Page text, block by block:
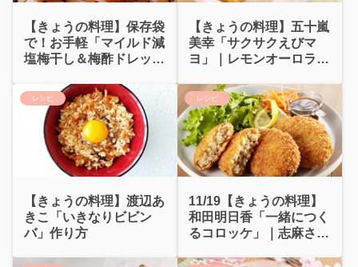
【きょうの料理】保存袋
で！お手軽「マイルド減
塩梅干し＆梅酢ドレッシ
【きょうの料理】五十嵐
美幸「サクサクえびマ
ヨ」｜レモンオーロラソ
レシピ
【きょうの料理】渡辺あ
きこ「いきなりビビン
バ」作り方
レシピ
11/19【きょうの料理】
和田明日香「一緒につく
るコロッケ」｜志麻さん